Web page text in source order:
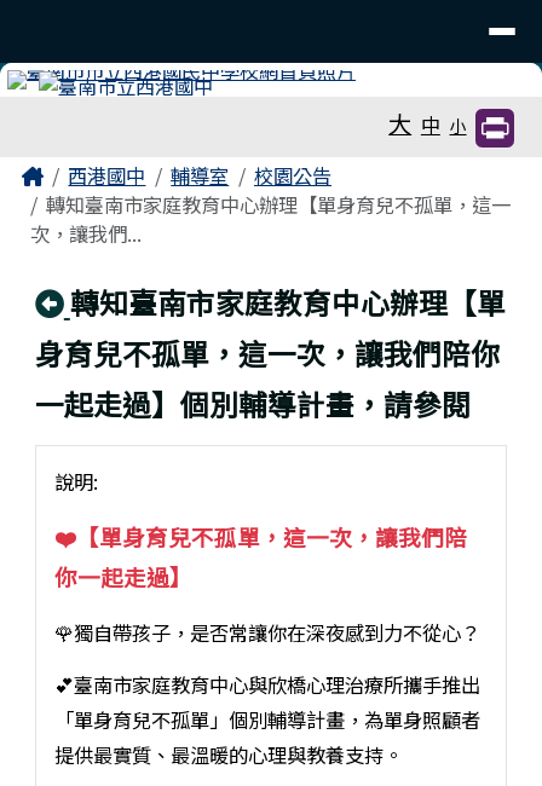
大 中 小
主內容區域
Home西港國中 輔導室
校園公告
轉知臺南市家庭教育中心辦理【單身育兒不孤單，這一
次，讓我們...
回上頁
轉知臺南市家庭教育中心辦理【單
身育兒不孤單，這一次，讓我們陪你
一起走過】個別輔導計畫，請參閱
說明:
❤️【單身育兒不孤單，這一次，讓我們陪
你一起走過】
🌹獨自帶孩子，是否常讓你在深夜感到力不從心？
💕臺南市家庭教育中心與欣橋心理治療所攜手推出
「單身育兒不孤單」個別輔導計畫，為單身照顧者
提供最實質、最溫暖的心理與教養支持。
頁尾區域